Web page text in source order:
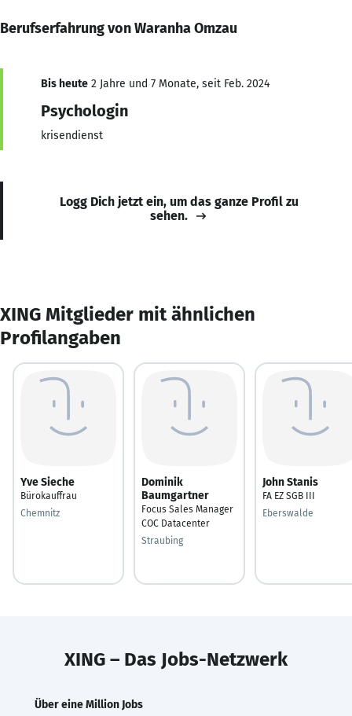
Berufserfahrung von Waranha Omzau
Bis heute 2 Jahre und 7 Monate, seit Feb. 2024
Psychologin
krisendienst
Logg Dich jetzt ein, um das ganze Profil zu
sehen.
XING Mitglieder mit ähnlichen
Profilangaben
Yve Sieche
Bürokauffrau
Chemnitz
Dominik
Baumgartner
Focus Sales Manager
COC Datacenter
Straubing
John Stanis
FA EZ SGB III
Eberswalde
XING – Das Jobs-Netzwerk
Über eine Million Jobs